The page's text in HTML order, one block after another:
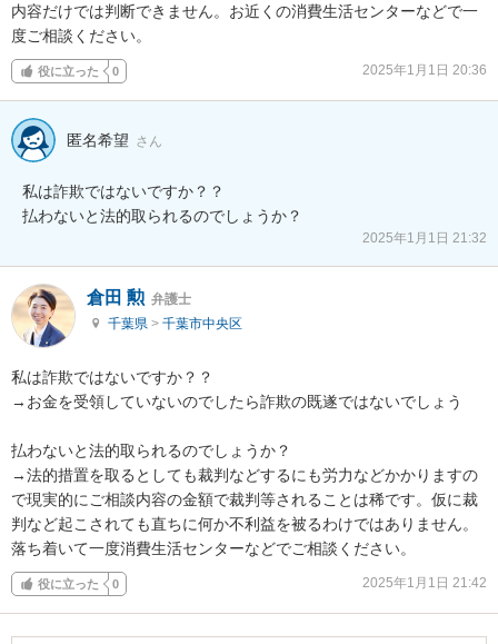
内容だけでは判断できません。お近くの消費生活センターなどで一
度ご相談ください。
役に立った 0 2025年1月1日 20:36
匿名希望 さん
私は詐欺ではないですか？？
払わないと法的取られるのでしょうか？
2025年1月1日 21:32
倉田 勲 弁護士
千葉県 > 千葉市中央区
私は詐欺ではないですか？？
→お金を受領していないのでしたら詐欺の既遂ではないでしょう
払わないと法的取られるのでしょうか？
→法的措置を取るとしても裁判などするにも労力などかかりますの
で現実的にご相談内容の金額で裁判等されることは稀です。仮に裁
判など起こされても直ちに何か不利益を被るわけではありません。
落ち着いて一度消費生活センターなどでご相談ください。
役に立った 0 2025年1月1日 21:42